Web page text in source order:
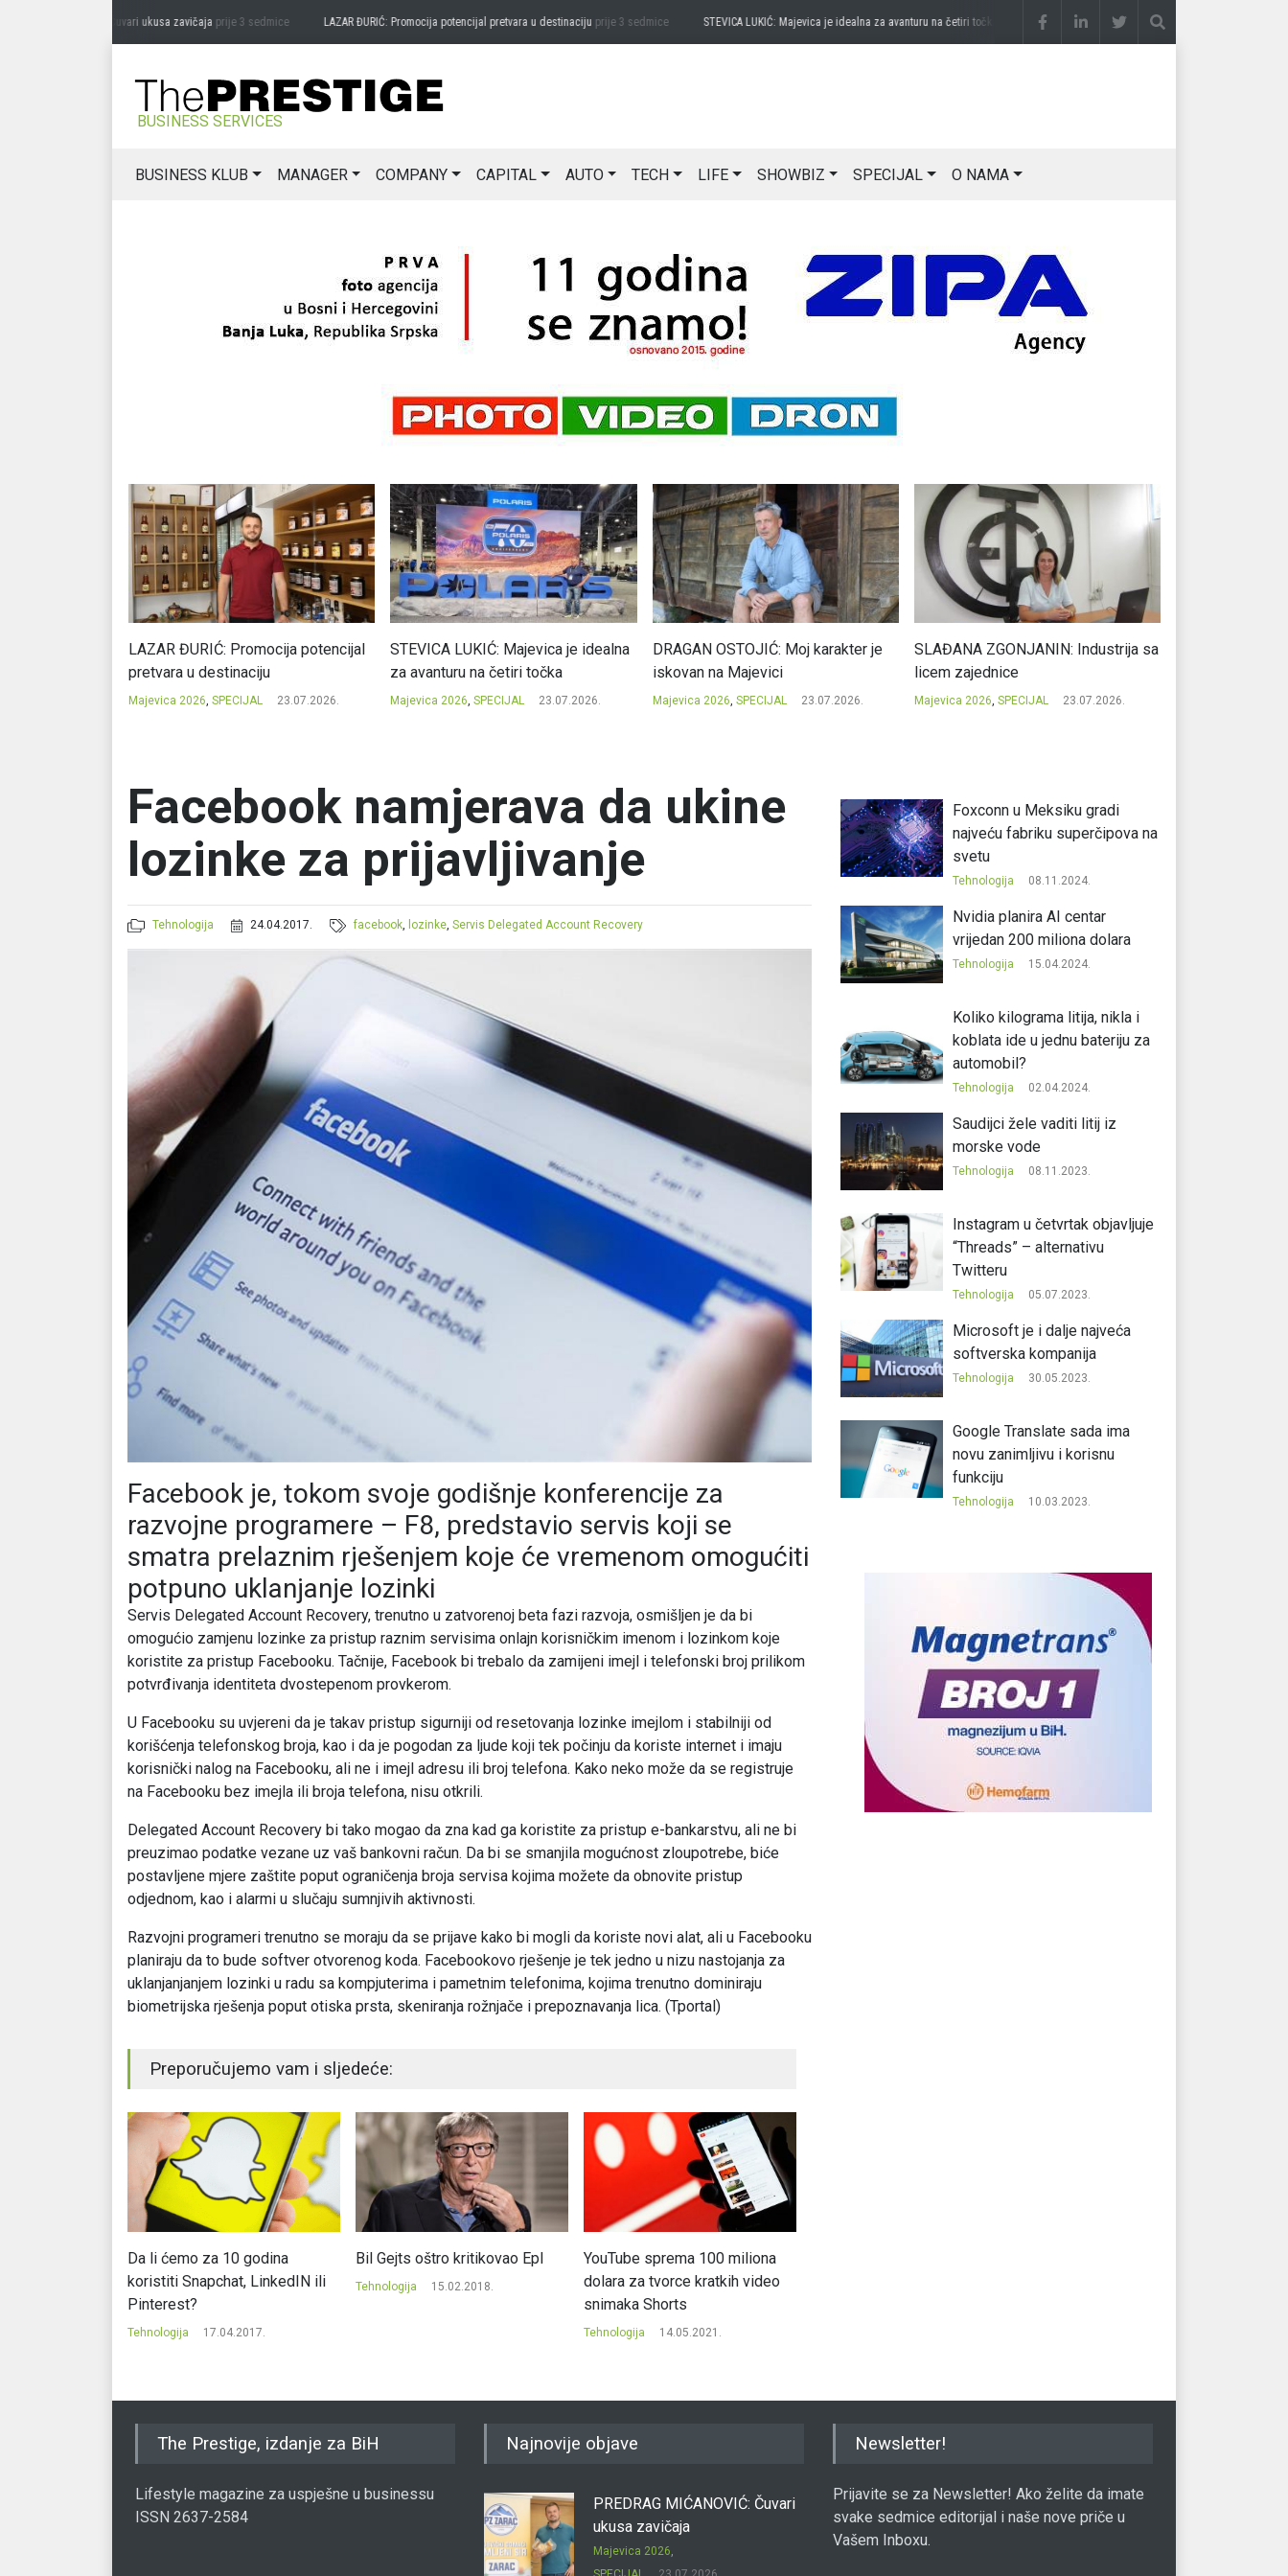
MIĆANOVIĆ: Čuvari ukusa zavičajaprije 3 sedmice LAZAR ĐURIĆ: Promocija potencijal pretvara u destinacijuprije 3 sedmice STEVICA LUKIĆ: Majevica je idealna za avanturu na četiri točkaprije 3 sedmice DRAGAN OSTOJIĆ: Moj karakter je
BUSINESS SERVICES
BUSINESS KLUB MANAGER COMPANY CAPITAL AUTO TECH LIFE SHOWBIZ SPECIJAL O NAMA
LAZAR ĐURIĆ: Promocija potencijal
pretvara u destinaciju
Majevica 2026, SPECIJAL 23.07.2026.
STEVICA LUKIĆ: Majevica je idealna
za avanturu na četiri točka
Majevica 2026, SPECIJAL 23.07.2026.
DRAGAN OSTOJIĆ: Moj karakter je
iskovan na Majevici
Majevica 2026, SPECIJAL 23.07.2026.
SLAĐANA ZGONJANIN: Industrija sa
licem zajednice
Majevica 2026, SPECIJAL 23.07.2026.
Facebook namjerava da ukine
lozinke za prijavljivanje
Tehnologija 24.04.2017. facebook, lozinke,Servis Delegated Account Recovery
Facebook je, tokom svoje godišnje konferencije za
razvojne programere – F8, predstavio servis koji se
smatra prelaznim rješenjem koje će vremenom omogućiti
potpuno uklanjanje lozinki
Servis Delegated Account Recovery, trenutno u zatvorenoj beta fazi razvoja, osmišljen je da bi
omogućio zamjenu lozinke za pristup raznim servisima onlajn korisničkim imenom i lozinkom koje
koristite za pristup Facebooku. Tačnije, Facebook bi trebalo da zamijeni imejl i telefonski broj prilikom
potvrđivanja identiteta dvostepenom provkerom.
U Facebooku su uvjereni da je takav pristup sigurniji od resetovanja lozinke imejlom i stabilniji od
korišćenja telefonskog broja, kao i da je pogodan za ljude koji tek počinju da koriste internet i imaju
korisnički nalog na Facebooku, ali ne i imejl adresu ili broj telefona. Kako neko može da se registruje
na Facebooku bez imejla ili broja telefona, nisu otkrili.
Delegated Account Recovery bi tako mogao da zna kad ga koristite za pristup e-bankarstvu, ali ne bi
preuzimao podatke vezane uz vaš bankovni račun. Da bi se smanjila mogućnost zloupotrebe, biće
postavljene mjere zaštite poput ograničenja broja servisa kojima možete da obnovite pristup
odjednom, kao i alarmi u slučaju sumnjivih aktivnosti.
Razvojni programeri trenutno se moraju da se prijave kako bi mogli da koriste novi alat, ali u Facebooku
planiraju da to bude softver otvorenog koda. Facebookovo rješenje je tek jedno u nizu nastojanja za
uklanjanjanjem lozinki u radu sa kompjuterima i pametnim telefonima, kojima trenutno dominiraju
biometrijska rješenja poput otiska prsta, skeniranja rožnjače i prepoznavanja lica. (Tportal)
Preporučujemo vam i sljedeće:
Da li ćemo za 10 godina
koristiti Snapchat, LinkedIN ili
Pinterest?
Tehnologija 17.04.2017.
Bil Gejts oštro kritikovao Epl
Tehnologija 15.02.2018.
YouTube sprema 100 miliona
dolara za tvorce kratkih video
snimaka Shorts
Tehnologija 14.05.2021.
Foxconn u Meksiku gradi
najveću fabriku superčipova na
svetu
Tehnologija 08.11.2024.
Nvidia planira AI centar
vrijedan 200 miliona dolara
Tehnologija 15.04.2024.
Koliko kilograma litija, nikla i
koblata ide u jednu bateriju za
automobil?
Tehnologija 02.04.2024.
Saudijci žele vaditi litij iz
morske vode
Tehnologija 08.11.2023.
Instagram u četvrtak objavljuje
“Threads” – alternativu
Twitteru
Tehnologija 05.07.2023.
Microsoft je i dalje najveća
softverska kompanija
Tehnologija 30.05.2023.
Google Translate sada ima
novu zanimljivu i korisnu
funkciju
Tehnologija 10.03.2023.
The Prestige, izdanje za BiH
Lifestyle magazine za uspješne u businessu
ISSN 2637-2584
Najnovije objave
PREDRAG MIĆANOVIĆ: Čuvari
ukusa zavičaja
Majevica 2026
Newsletter!
Prijavite se za Newsletter! Ako želite da imate
svake sedmice editorijal i naše nove priče u
Vašem Inboxu.